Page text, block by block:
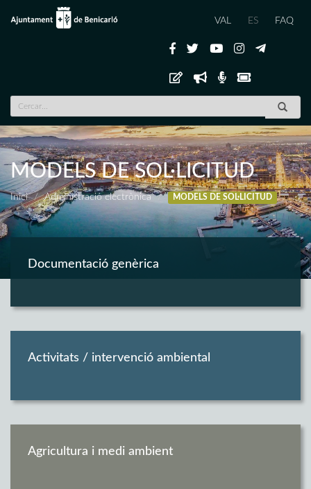
VAL ES FAQ
MODELS DE SOL·LICITUD
Inici Administració electrònica MODELS DE SOL·LICITUD
Documentació genèrica
Activitats / intervenció ambiental
Agricultura i medi ambient